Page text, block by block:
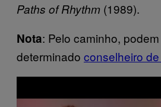
Paths of Rhythm (1989).
Nota: Pelo caminho,
determinado conselheiro
a